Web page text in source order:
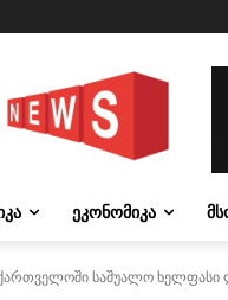
ᲔᲙᲝᲜᲝᲛᲘᲙᲐ
საშუალო ხელფასი